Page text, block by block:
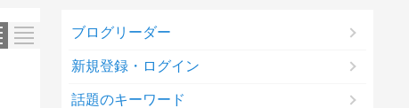
ブログリーダー
新規登録・ログイン
話題のキーワード